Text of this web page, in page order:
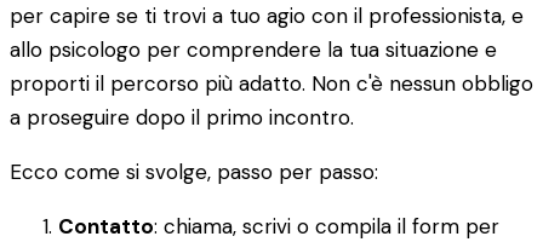
per capire se ti trovi a tuo agio con il professionista, e
allo psicologo per comprendere la tua situazione e
proporti il percorso più adatto. Non c'è nessun obbligo
a proseguire dopo il primo incontro.
Ecco come si svolge, passo per passo:
Contatto: chiama, scrivi o compila il form per